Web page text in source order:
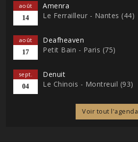
août
14
Amenra
Le Ferrailleur - Nantes (44)
août
17
Deafheaven
Petit Bain - Paris (75)
sept.
04
Denuit
Le Chinois - Montreuil (93)
Voir tout l'agenda